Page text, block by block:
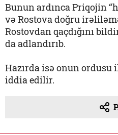
Bunun ardınca Priqojin
və Rostova doğru
Rostovdan qaçdığını
da adlandırıb.
Hazırda isə onun ordusu
iddia edilir.